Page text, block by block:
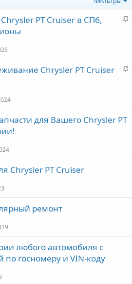
З
п
PT Cruiser в СПб,
З
Chrysler PT Cruiser
для Вашего Chrysler PT
Chrysler PT Cruiser
ремонт
любого автомобиля с
по госномеру и VIN-коду